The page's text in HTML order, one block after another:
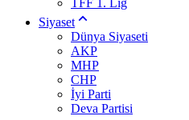
TFF 1. Lig
Siyaset
Dünya Siyaseti
AKP
MHP
CHP
İyi Parti
Deva Partisi